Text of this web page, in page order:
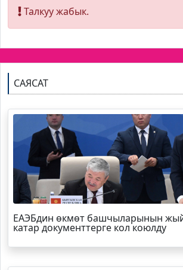
Талкуу жабык.
САЯСАТ
ЕАЭБдин өкмөт башчыларынын
катар документтерге кол коюлду